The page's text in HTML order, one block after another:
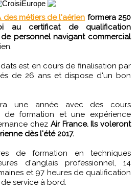
des métiers de l'aérien formera 250
au certificat de qualification
personnel navigant commercial
est en cours de finalisation par
de 26 ans et dispose d'un bon
une année avec des cours
de formation et une expérience
chez Air France. Ils voleront
dès l'été 2017.
de formation en techniques
d'anglais professionnel, 14
et 97 heures de qualification
service à bord.